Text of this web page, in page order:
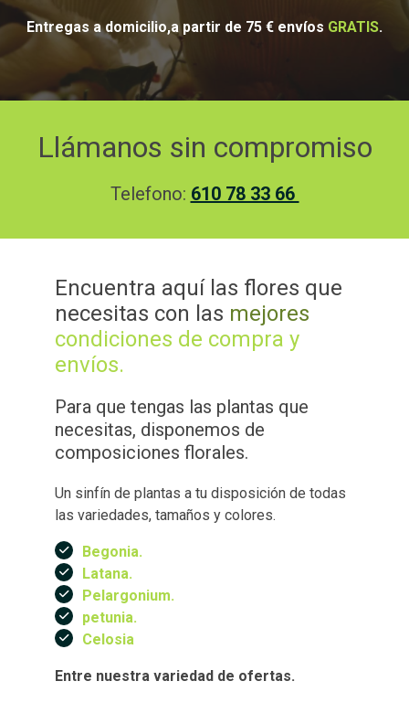
Entregas a domicilio,a partir de 75 € envíos GRATIS.
Llámanos sin compromiso
Telefono: 610 78 33 66
Encuentra aquí las flores que
necesitas con las mejores
condiciones de compra y
envíos.
Para que tengas las plantas que
necesitas, disponemos de
composiciones florales.
Un sinfín de plantas a tu disposición de todas
las variedades, tamaños y colores.
Begonia.
Latana.
Pelargonium.
petunia.
Celosia
Entre nuestra variedad de ofertas.